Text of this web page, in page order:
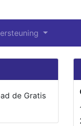
de Gratis